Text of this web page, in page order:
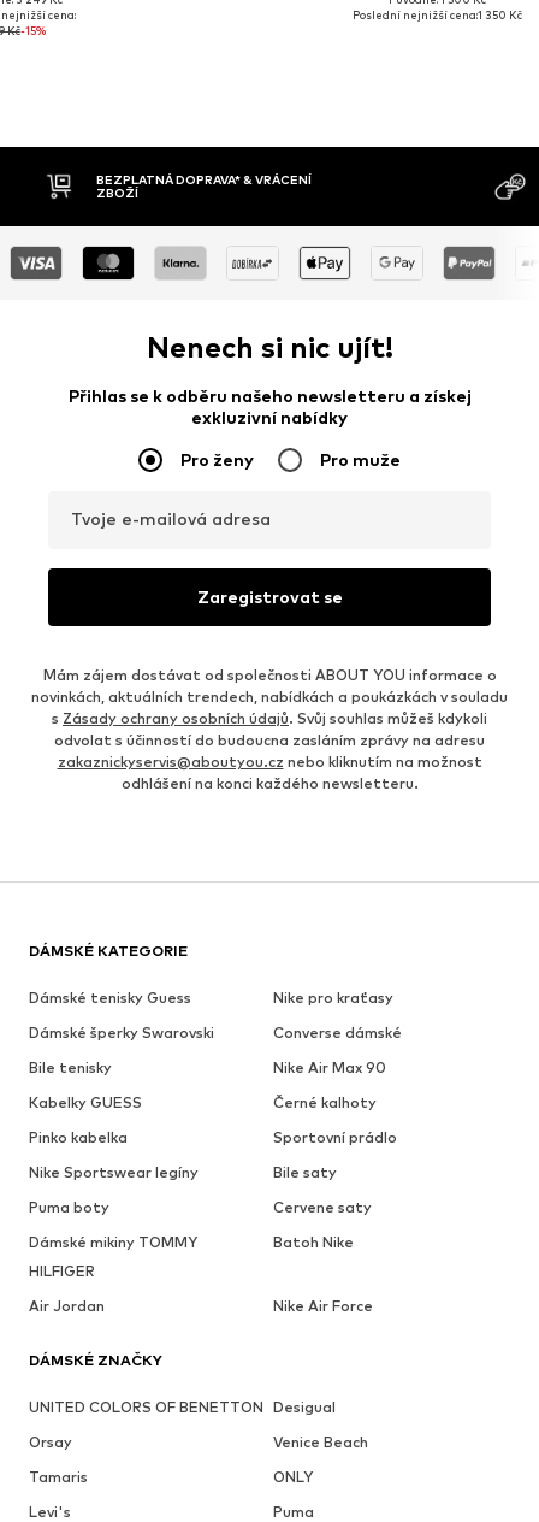
cena:
Kč-15%
Poslední nejnižší cena:1 350 Kč
DOBÍRKA
MOŽNOST
Nenech si nic ujít!
Přihlas se k odběru našeho newsletteru a získej
exkluzivní nabídky
Pro ženy Pro muže
Tvoje e-mailová adresa
Zaregistrovat se
Mám zájem dostávat od společnosti ABOUT YOU informace o
novinkách, aktuálních trendech, nabídkách a poukázkách v souladu
s Zásady ochrany osobních údajů. Svůj souhlas můžeš kdykoli
odvolat s účinností do budoucna zasláním zprávy na adresu
zakaznickyservis@aboutyou.cz nebo kliknutím na možnost
odhlášení na konci každého newsletteru.
DÁMSKÉ KATEGORIE
Dámské tenisky Guess
Nike pro kraťasy
Dámské šperky Swarovski
Converse dámské
Bile tenisky
Nike Air Max 90
Kabelky GUESS
Černé kalhoty
Pinko kabelka
Sportovní prádlo
Nike Sportswear legíny
Bile saty
Puma boty
Cervene saty
Dámské mikiny TOMMY
HILFIGER
Batoh Nike
Air Jordan Nike Air Force
DÁMSKÉ ZNAČKY
UNITED COLORS OF BENETTON Desigual
Orsay
Venice Beach
Tamaris
ONLY
Levi's
Puma